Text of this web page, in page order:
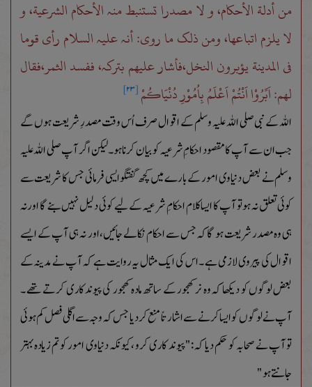
من أدلة الأحکام، و لا مصدرا تستنبط منہ الأحکام الشرعیة، و
لا یلزم اتباعھا، ومن ذلک ما روی: أنہ علیہ السلام رأی قوما
فی المدینة یؤبرون النخل،فأشار علیھم بترکہ، ففسد الثمر،فقال
لھم: اَبِّرُوْا اَنْتُمْ اَعْلَمُ بِاُمُوْرِ دُنْیَاکُمْ [۲۳]
اللہ کے نبی صلی اللہ علیہ وسلم کے اقوال صرف اُس وقت مصدرِ شریعت ہوں گے
جب ان سے آپ کامقصود احکامِ شرعیہ کو بیان کرنا ہو۔لیکن اگر آپ صلی اللہ علیہ
وسلم نے بعض دنیاوی امور کے بارے میں کچھ گفتگوایسی فرمائی جس کا شریعت سے
کوئی تعلق نہ ہو تو آپ کا ایسا کلام احکامِ شرعیہ کے لیے کوئی دلیل نہیں بنے گا اور نہ
ہی وہ مصدر شریعت ہو گاکہ جس سے احکام نکالے جائیں،اور نہ ہی آپ کے ایسے
اقوال کی پیروی لازمی ہے ۔اس کی ایک مثال یہ روایت ہے کہ آپ نے مدینہ کے
بعض لوگوں کو دیکھا کہ وہ نر کھجور کے ساتھ مادہ کھجور کی پیوند کاری کرتے تھے ۔
آپ نے لوگوں کو ایسا کرنے سے اشارتاً منع کر دیا جس کہ وجہ سے اگلی فصل کم ہوئی
تو آپ نے صحابہ کو حکم دیا کہ :"پیوند کاری کرو ،کیونکہ دنیاوی امور کو تم زیادہ بہتر
جانتے ہو"